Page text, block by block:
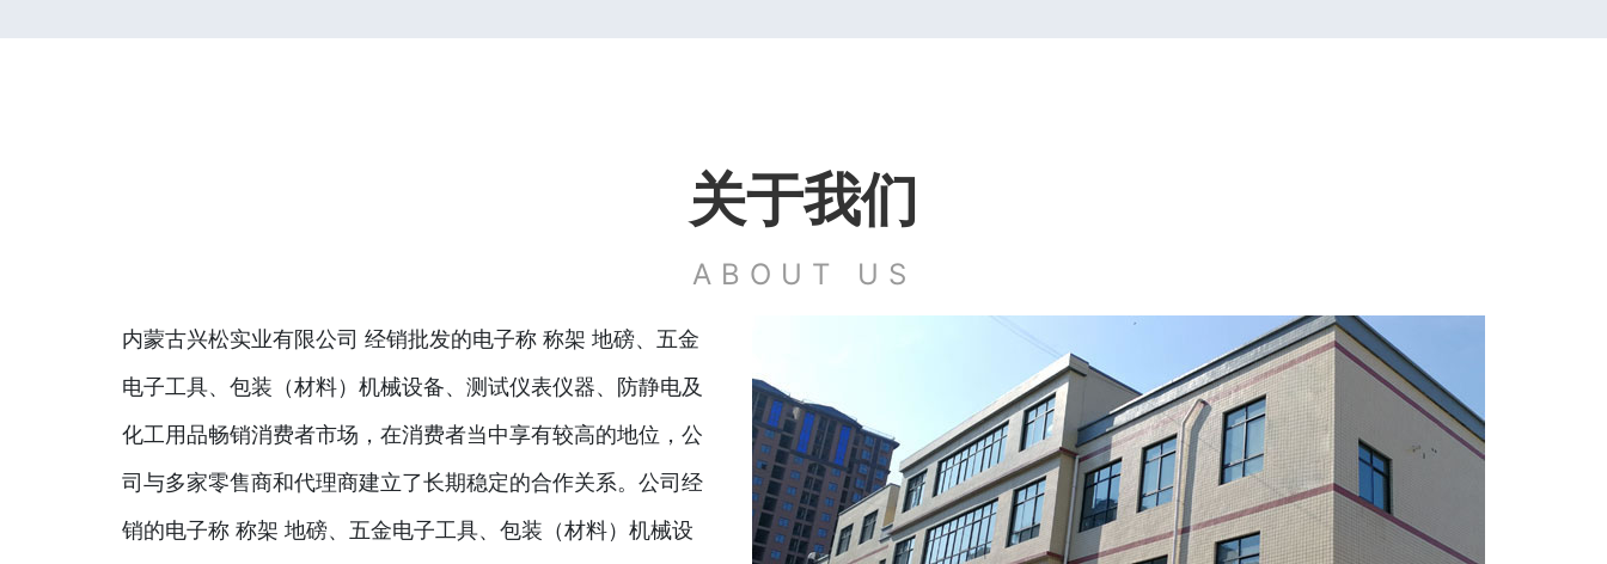
关于我们
ABOUT US
内蒙古兴松实业有限公司 经销批发的电子称 称架 地磅、五金
电子工具、包装（材料）机械设备、测试仪表仪器、防静电及
化工用品畅销消费者市场，在消费者当中享有较高的地位，公
司与多家零售商和代理商建立了长期稳定的合作关系。公司经
销的电子称 称架 地磅、五金电子工具、包装（材料）机械设